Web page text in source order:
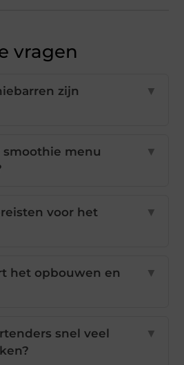
vragen
zijn
▼
smoothie menu
▼
voor het
▼
het opbouwen en
▼
snel veel
▼